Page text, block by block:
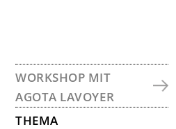
SEITENSPALTE
WORKSHOP MIT
AGOTA LAVOYER
THEMA